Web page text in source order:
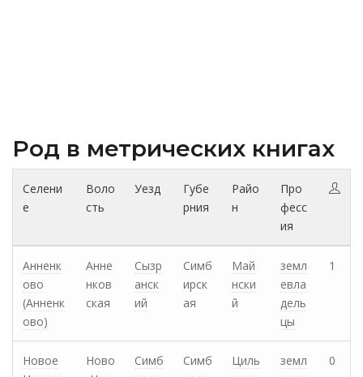
Род в метрических книгах
Селени
е
Воло
сть
Уезд
Губе
рния
Райо
н
Про
фесс
ия
Анненк
ово
(Анненк
ово)
Анне
нков
ская
Сызр
анск
ий
Симб
ирск
ая
Май
нски
й
земл
евла
дель
цы
1
Новое
Ново
Симб
Симб
Циль
земл
0